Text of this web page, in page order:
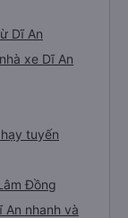
Dĩ An
xe Dĩ An
tuyến
Đồng
nhanh và